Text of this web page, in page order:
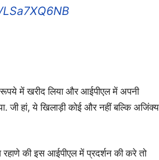
में खरीद लिया और आईपीएल में अपनी
हां, ये खिलाड़ी कोई और नहीं बल्कि
रहाणे की इस आईपीएल में प्रदर्शन की करे तो